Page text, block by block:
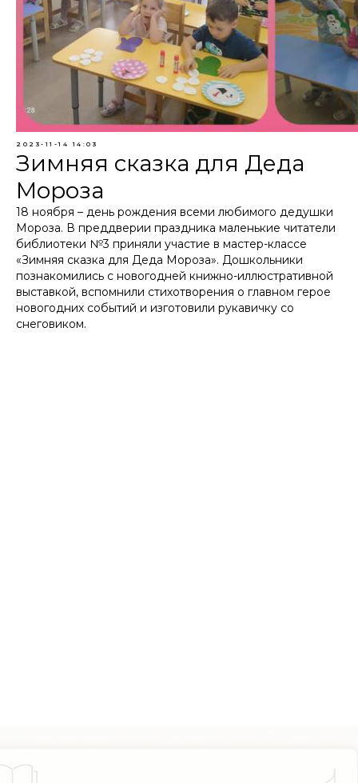
2023-11-14 14:03
Зимняя сказка для Деда
Мороза
18 ноября – день рождения всеми любимого дедушки
Мороза. В преддверии праздника маленькие читатели
библиотеки №3 приняли участие в мастер-классе
«Зимняя сказка для Деда Мороза». Дошкольники
познакомились с новогодней книжно-иллюстративной
выставкой, вспомнили стихотворения о главном герое
новогодних событий и изготовили рукавичку со
снеговиком.